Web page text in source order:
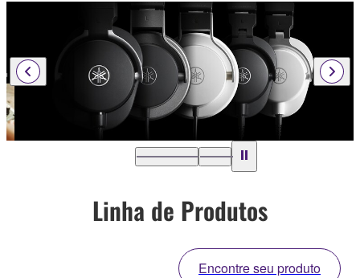
Linha de Produtos
Encontre seu produto